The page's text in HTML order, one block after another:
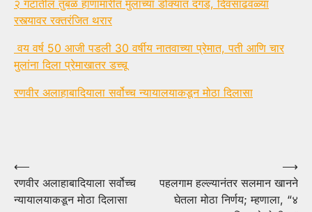
२ गटातील तुंबळ हाणामारीत मुलाच्या डोक्यात दगड, दिवसाढवळ्या
रस्त्यावर रक्तरंजित थरार
वय वर्ष 50 आजी पडली 30 वर्षीय नातवाच्या प्रेमात, पती आणि चार
मुलांना दिला प्रेमाखातर डच्चू
रणवीर अलाहाबादियाला सर्वोच्च न्यायालयाकडून मोठा दिलासा
Post
navigation
⟵
रणवीर अलाहाबादियाला सर्वोच्च
न्यायालयाकडून मोठा दिलासा
पहलगाम हल्ल्यानंतर सलमान खानने
घेतला मोठा निर्णय; म्हणाला, “४
⟶